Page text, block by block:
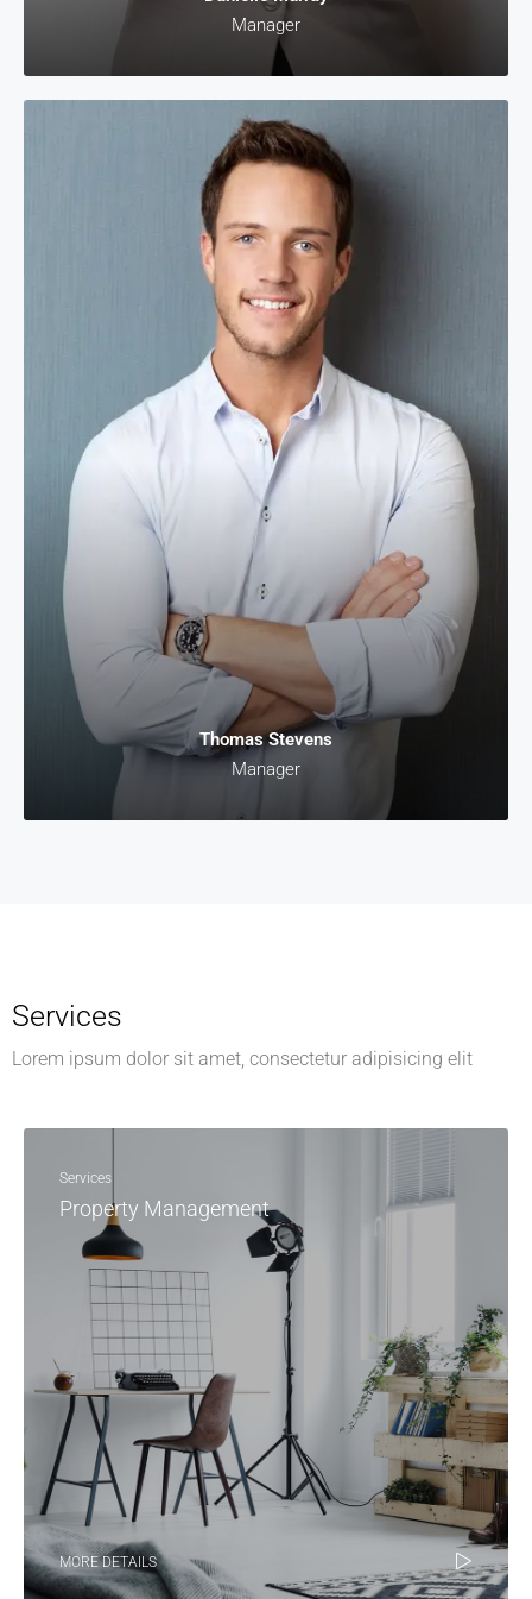
Manager
Thomas Stevens
Manager
Services
Lorem ipsum dolor sit amet, consectetur adipisicing elit
Services
Property Management
MORE DETAILS